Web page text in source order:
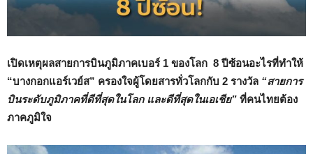
เปิดเหตุผลสายการบินภูมิภาคเบอร์ 1 ของโลก 8 ปีซ้อนอะไรที่ทำให้
“บางกอกแอร์เวย์ส” ครองใจผู้โดยสารทั่วโลกกับ 2 รางวัล “สายการ
บินระดับภูมิภาคที่ดีที่สุดในโลก และดีที่สุดในเอเชีย” ที่คนไทยต้อง
ภาคภูมิใจ